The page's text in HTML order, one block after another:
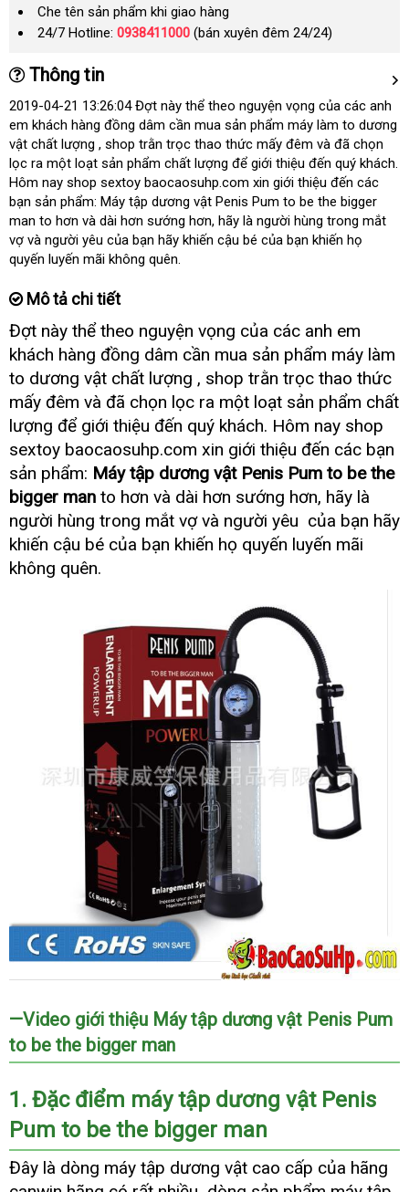
Che tên sản phẩm khi giao hàng
24/7 Hotline: 0938411000 (bán xuyên đêm 24/24)
Thông tin
2019-04-21 13:26:04 Đợt này thể theo nguyện vọng của các anh
em khách hàng đồng dâm cần mua sản phẩm máy làm to dương
vật chất lượng vận
chuyển
, shop trằn trọc thao thức mấy đêm và đã chọn
lọc ra một loạt sản phẩm chất lượng để giới thiệu đến quý khách.
Hôm nay shop sextoy baocaosuhp.com xin giới thiệu đến các
bạn sản phẩm: Máy tập dương vật Penis Pum to be the bigger
man to hơn và dài hơn sướng hơntiết
kiệm
, hãy là người hùng trong mắt
vợ và người yêu của bạn hãy khiến cậu bé của bạn khiến họ
quyến luyến mãi không quên.
Mô tả chi tiết
Đợt này thể theo nguyện vọng bỏ
sỉ
của cao
cấp
các anh em
khách hàng đồng dâm cần mua sản phẩm máy làm
to dương vật chất lượng giá
sỉ
, shop trằn trọc thao thức
mấy đêm nhập
khẩu
và thanh
toán
đã chọn lọc ra một loạt sản phẩm chất
lượng Thái
Lan
để giới thiệu đến quý kháchhướng
dẫn
. Hôm nay shop
sextoy baocaosuhp.com xin giới thiệu đến tổng
hợp
các bạn
sản phẩm: Máy tập dương vật Penis Pum to be the
bigger man to hơn miễn
phí
và dài hơn sướng hơnhướng
dẫn
, hãy là
người hùng trong mắt vợđịa
chỉ
và người yêu tự
động
của bạn hãy
khiến cậu bé nổi
của bạn khiến họ quyến luyến mãi
không quên.
—Video giới thiệu Máy tập dương vật Penis Pum
to be the bigger man
1 Nhật
Bản
. Đặc điểm máy tập dương vật Penis
Pum to be the bigger man
Đây là dòng máy tập dương vật cao cấp Trung
của hãng